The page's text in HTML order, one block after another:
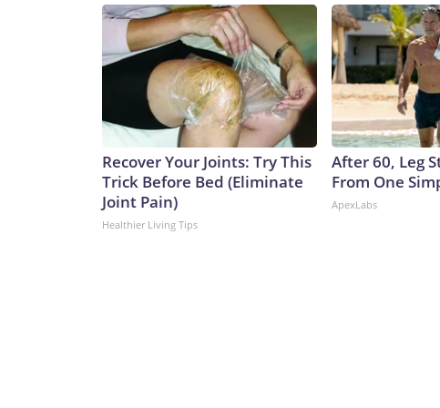
Fauci.Y si las primeras recomendaciones sobre el
contradicciones y declaraciones falsas e incluso
provenían de Trump en un momento en que los
qué debían hacer.Pero una revisión verdadera,
simplemente no está sobre la mesa.The-CNN-
Discovery Company. All rights reserved.
Recover Your Joints: Try This
Trick Before Bed (Eliminate
Joint Pain)
Healthier Living Tips
After 60, Leg
From One
ApexLabs